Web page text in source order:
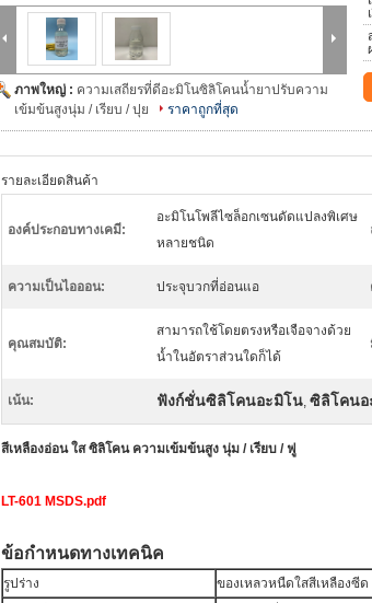
ภาพใหญ่ : ความเสถียรที่ดีอะมิโนซิลิโคนน้ำยาปรับความ
เข้มข้นสูงนุ่ม / เรียบ / ปุย
ราคาถูกที่สุด
รายละเอียดสินค้า
องค์ประกอบทางเคมี:
อะมิโนโพลีไซล็อกเซนดัดแปลงพิเศษ
หลายชนิด
ความเป็นไอออน: ประจุบวกที่อ่อนแอ
คุณสมบัติ:
สามารถใช้โดยตรงหรือเจือจางด้วย
น้ำในอัตราส่วนใดก็ได้
เน้น: ฟังก์ชั่นซิลิโคนอะมิโน, ซิลิโคนอ
สีเหลืองอ่อน ใส ซิลิโคน ความเข้มข้นสูง นุ่ม / เรียบ / ฟู
LT-601 MSDS.pdf
ข้อกำหนดทางเทคนิค
รูปร่าง
ของเหลวหนืดใสสีเหลืองซีด